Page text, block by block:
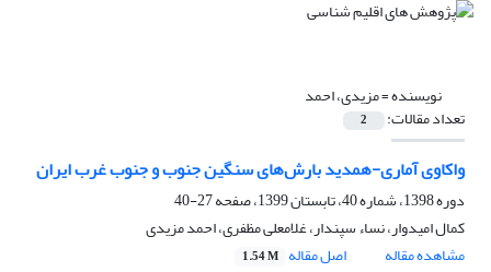
نویسنده =مزیدی، احمد
تعداد مقالات: 2
واکاوی آماری-همدید بارش‌های سنگین جنوب و جنوب غرب ایران
دوره 1398، شماره 40، تابستان 1399، صفحه
27-40
کمال امیدوار، نساء سپندار، غلامعلی مظفری، احمد مزیدی
مشاهده مقاله
اصل مقاله 1.54 M